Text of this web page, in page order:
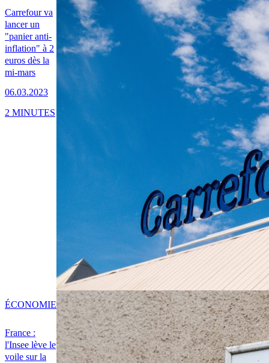
Carrefour va
lancer un
"panier anti-
inflation" à 2
euros dès la
mi-mars
06.03.2023
2 MINUTES
France :
l'Insee lève le
voile sur la
ÉCONOMIE